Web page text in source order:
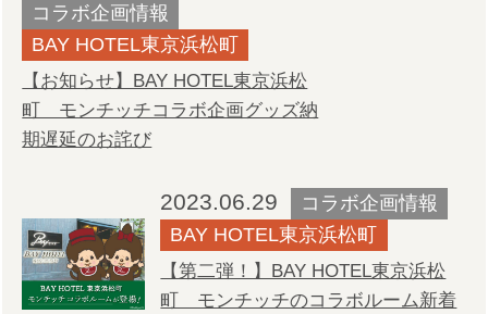
コラボ企画情報
BAY HOTEL東京浜松町
【お知らせ】BAY HOTEL東京浜松
町 モンチッチコラボ企画グッズ納
期遅延のお詫び
2023.06.29
コラボ企画情報
BAY HOTEL東京浜松町
【第二弾！】BAY HOTEL東京浜松
町 モンチッチのコラボルーム新着